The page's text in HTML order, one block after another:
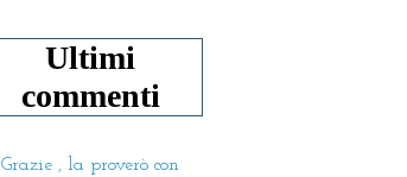
Ultimi
commenti
Grazie , la proverò con